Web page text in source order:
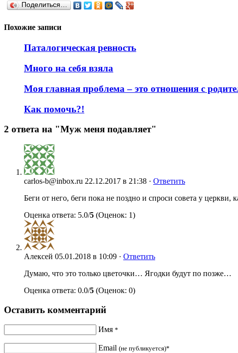
Поделиться…
Похожие записи
Паталогическая ревность
Много на себя взяла
Моя главная проблема – это отношения с
Как помочь?!
2 ответа на "Муж меня подавляет"
carlos-b@inbox.ru 22.12.2017 в 21:38 · Ответить
Беги от него, беги пока не поздно и спроси совета у церкви,
Оценка ответа: 5.0/5 (Оценок: 1)
Алексей 05.01.2018 в 10:09 · Ответить
Думаю, что это только цветочки… Ягодки будут по позже…
Оценка ответа: 0.0/5 (Оценок: 0)
Оставить комментарий
Имя *
Email (не публикуется)*